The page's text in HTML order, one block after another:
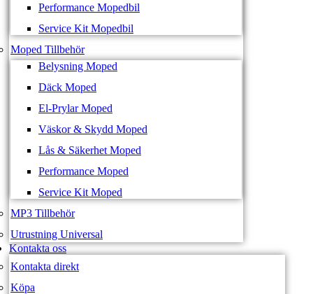
Performance Mopedbil
Service Kit Mopedbil
Moped Tillbehör
Belysning Moped
Däck Moped
El-Prylar Moped
Väskor & Skydd Moped
Lås & Säkerhet Moped
Performance Moped
Service Kit Moped
MP3 Tillbehör
Utrustning Universal
Kontakta oss
Kontakta direkt
Köpa